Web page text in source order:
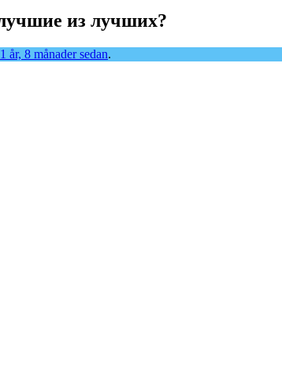
из лучших?
1 år, 8 månader sedan.